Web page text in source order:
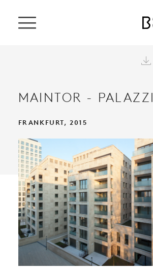
MAINTOR - PALAZZI
FRANKFURT, 2015
